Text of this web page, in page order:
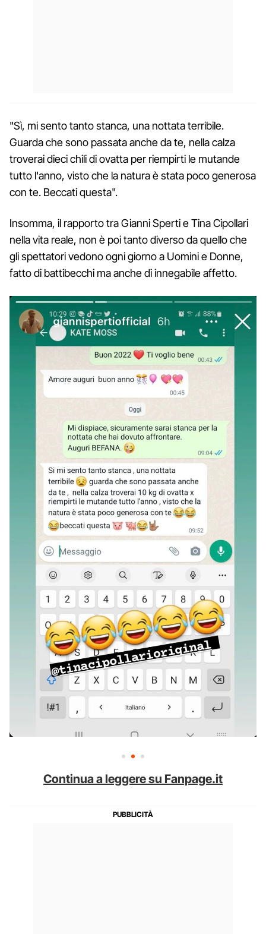
"Sì, mi sento tanto stanca, una nottata terribile.
Guarda che sono passata anche da te, nella calza
troverai dieci chili di ovatta per riempirti le mutande
tutto l'anno, visto che la natura è stata poco generosa
con te. Beccati questa".
Insomma, il rapporto tra Gianni Sperti e Tina Cipollari
nella vita reale, non è poi tanto diverso da quello che
gli spettatori vedono ogni giorno a Uomini e Donne,
fatto di battibecchi ma anche di innegabile affetto.
Continua a leggere su Fanpage.it